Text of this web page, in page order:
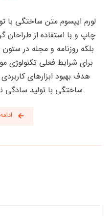
لورم ایپسوم متن ساختگی با
چاپ و با استفاده از
بلکه روزنامه و مجله در
برای شرایط فعلی تکنولوژی
هدف بهبود ابزارهای
ساختگی با تولید